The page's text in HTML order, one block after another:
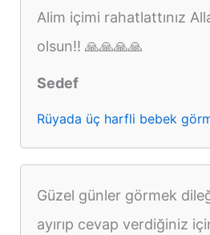
Alim içimi rahatlattınız
olsun!! 🙏🙏🙏🙏
Sedef
Rüyada üç harfli bebek
Güzel günler görmek
ayırıp cevap verdiğiniz